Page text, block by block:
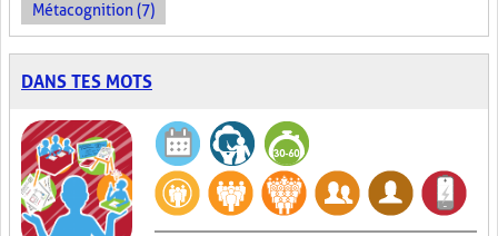
Métacognition (7)
DANS TES MOTS